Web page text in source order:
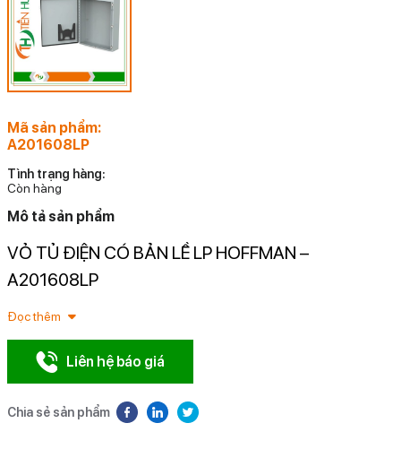
Mã sản phẩm:
A201608LP
Tình trạng hàng:
Còn hàng
Mô tả sản phẩm
VỎ TỦ ĐIỆN CÓ BẢN LỀ LP HOFFMAN –
A201608LP
Đọc thêm
Liên hệ báo giá
Chia sẻ sản phẩm